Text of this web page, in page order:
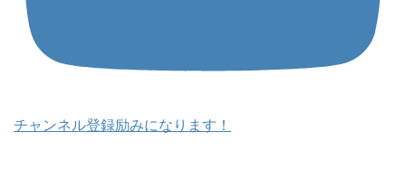
チャンネル登録励みになります！